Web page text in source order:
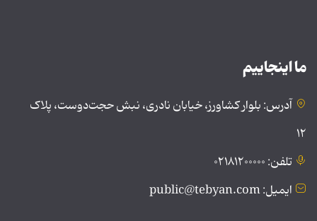
ما اینجاییم
آدرس: بلوار کشاورز، خیابان نادری، نبش حجت‌دوست، پلاک
۱۲
تلفن: ۰۲۱۸۱۲۰۰۰۰۰
ایمیل: public@tebyan.com